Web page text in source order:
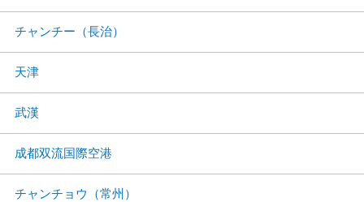
チャンチー（長治）
天津
武漢
成都双流国際空港
チャンチョウ（常州）